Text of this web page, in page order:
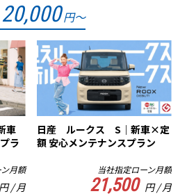
20,000円～
車
ラ
月額
円 / 月
日産 ルークス S｜新車×定
額 安心メンテナンスプラン
当社指定ローン月額
21,500 円 / 月